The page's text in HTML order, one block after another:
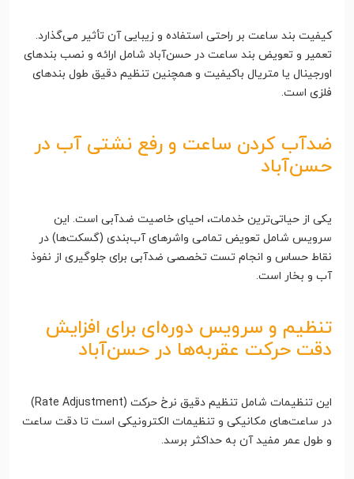
کیفیت بند ساعت بر راحتی استفاده و زیبایی آن تأثیر می‌گذارد.
تعمیر و تعویض بند ساعت در حسن‌آباد شامل ارائه و نصب بندهای
اورجینال یا متریال باکیفیت و همچنین تنظیم دقیق طول بندهای
فلزی است.
ضدآب کردن ساعت و رفع نشتی آب در
حسن‌آباد
یکی از حیاتی‌ترین خدمات، احیای خاصیت ضدآبی است. این
سرویس شامل تعویض تمامی واشرهای آب‌بندی (گسکت‌ها) در
نقاط حساس و انجام تست تخصصی ضدآبی برای جلوگیری از نفوذ
آب و بخار است.
تنظیم و سرویس دوره‌ای برای افزایش
دقت حرکت عقربه‌ها در حسن‌آباد
این تنظیمات شامل تنظیم دقیق نرخ حرکت (Rate Adjustment)
در ساعت‌های مکانیکی و تنظیمات الکترونیکی است تا دقت ساعت
و طول عمر مفید آن به حداکثر برسد.